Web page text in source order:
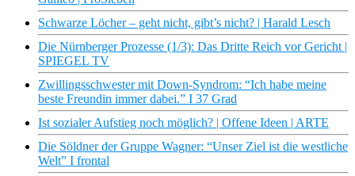
Schwarze Löcher – geht nicht, gibt’s nicht? | Harald Lesch
Die Nürnberger Prozesse (1/3): Das Dritte Reich vor Gericht |
SPIEGEL TV
Zwillingsschwester mit Down-Syndrom: “Ich habe meine
beste Freundin immer dabei.” I 37 Grad
Ist sozialer Aufstieg noch möglich? | Offene Ideen | ARTE
Die Söldner der Gruppe Wagner: “Unser Ziel ist die westliche
Welt” I frontal